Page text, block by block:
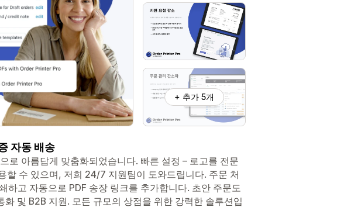
+ 추가 5개
자동 배송
로 아름답게 맞춤화되었습니다. 빠른 설정 – 로고를 전문
할 수 있으며, 저희 24/7 지원팀이 도와드립니다. 주문 처
하고 자동으로 PDF 송장 링크를 추가합니다. 초안 주문도
및 B2B 지원. 모든 규모의 상점을 위한 강력한 솔루션입